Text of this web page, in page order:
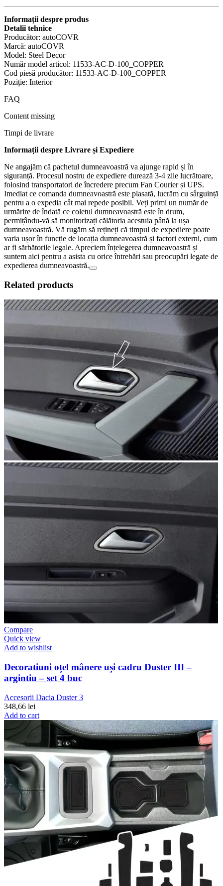
Informații despre produs
Detalii tehnice
Producător: ‎autoCOVR
Marcă: ‎autoCOVR
Model: ‎Steel Decor
Număr model articol: ‎11533-AC-D-100_COPPER
Cod piesă producător: ‎11533-AC-D-100_COPPER
Poziție: ‎Interior
FAQ
Content missing
Timpi de livrare
Informații despre Livrare și Expediere
Ne angajăm că pachetul dumneavoastră va ajunge rapid și în
siguranță. Procesul nostru de expediere durează 3-4 zile lucrătoare,
folosind transportatori de încredere precum Fan Courier și UPS.
Imediat ce comanda dumneavoastră este plasată, lucrăm cu sârguință
pentru a o expedia cât mai repede posibil. Veți primi un număr de
urmărire de îndată ce coletul dumneavoastră este în drum,
permițându-vă să monitorizați călătoria acestuia până la ușa
dumneavoastră. Vă rugăm să rețineți că timpul de expediere poate
varia ușor în funcție de locația dumneavoastră și factori externi, cum
ar fi sărbătorile legale. Apreciem înțelegerea dumneavoastră și
suntem aici pentru a asista cu orice întrebări sau preocupări legate de
expedierea dumneavoastră.
Related products
Compare
Quick view
Add to wishlist
Decoratiuni oțel mânere uși cadru Duster III –
argintiu – set 4 buc
Accesorii Dacia Duster 3
348,66 lei
Add to cart